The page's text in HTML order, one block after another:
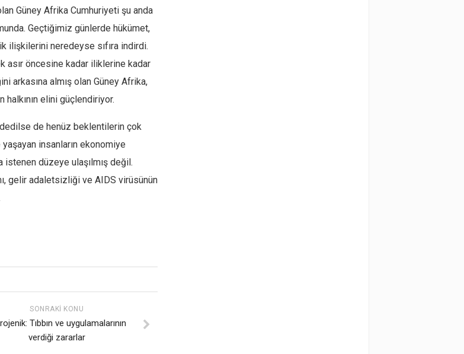
Güney Afrika Cumhuriyeti şu anda
Geçtiğimiz günlerde hükümet,
ilişkilerini neredeyse sıfıra indirdi.
asır öncesine kadar iliklerine kadar
arkasına almış olan Güney Afrika,
elini güçlendiriyor.
de henüz beklentilerin çok
insanların ekonomiye
istenen düzeye ulaşılmış değil.
gelir adaletsizliği ve AIDS virüsünün
SONRAKI KONU
Tıbbın ve uygulamalarının
verdiği zararlar